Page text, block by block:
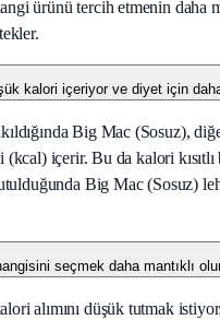
ürünü tercih etmenin daha
kalori içeriyor ve diyet için
Big Mac (Sosuz),
(kcal) içerir. Bu da kalori kısıtlı
Big Mac (Sosuz)
seçmek daha mantıklı
alımını düşük tutmak